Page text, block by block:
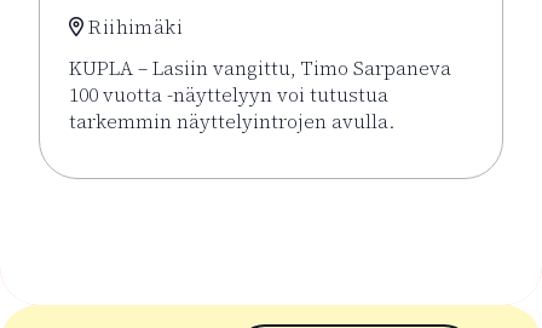
Riihimäki
KUPLA – Lasiin vangittu, Timo Sarpaneva
100 vuotta -näyttelyyn voi tutustua
tarkemmin näyttelyintrojen avulla.
Lue lisää tapahtumasta Näyttelyintrot KUPLA –